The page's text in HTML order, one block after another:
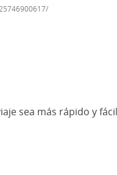
sea más rápido y